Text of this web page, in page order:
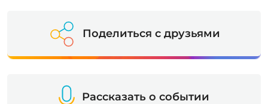
Поделиться с друзьями
Рассказать о событии